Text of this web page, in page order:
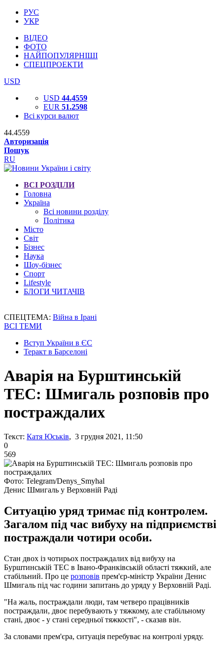
РУС
УКР
ВІДЕО
ФОТО
НАЙПОПУЛЯРНІШІ
СПЕЦПРОЕКТИ
USD
USD 44.4559
EUR 51.2598
Всі курси валют
44.4559
Авторизація
Пошук
RU
ВСІ РОЗДІЛИ
Головна
Україна
Всі новини розділу
Політика
Місто
Світ
Бізнес
Наука
Шоу-бізнес
Спорт
Lifestyle
БЛОГИ ЧИТАЧІВ
СПЕЦТЕМА: Війна в Ірані
ВСІ ТЕМИ
Вступ України в ЄС
Теракт в Барселоні
Аварія на Бурштинській
ТЕС: Шмигаль розповів про
постраждалих
Текст: Катя Юськів, 3 грудня 2021, 11:50
0
569
Фото: Telegram/Denys_Smyhal
Денис Шмигаль у Верховній Раді
Ситуацію уряд тримає під контролем.
Загалом під час вибуху на підприємстві
постраждали чотири особи.
Стан двох із чотирьох постраждалих від вибуху на
Бурштинській ТЕС в Івано-Франківській області тяжкий, але
стабільний. Про це розповів прем'єр-міністр України Денис
Шмигаль під час години запитань до уряду у Верховній Раді.
"На жаль, постраждали люди, там четверо працівників
постраждали, двоє перебувають у тяжкому, але стабільному
стані, двоє - у стані середньої тяжкості", - сказав він.
За словами прем'єра, ситуація перебуває на контролі уряду.